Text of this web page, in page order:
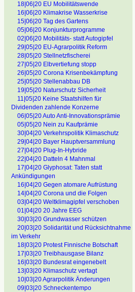
18|06|20 EU Mobilitätswende
16|06|20 Klimakrise Wasserkrise
15|06|20 Tag des Gartens
05|06|20 Konjunkturprogramme
02|06|20 Mobilitäts- statt Autogipfel
29|05|20 EU-Agrarpolitik Reform
28|05|20 Stellnetzfischerei
27|05|20 Elbvertiefung stopp
26|05|20 Corona Krisenbekämpfung
25|05|20 Stellenabbau DB
19|05|20 Naturschutz Sicherheit
11|05|20 Keine Staatshilfen für
Dividenden zahlende Konzerne
06|05|20 Auto Anti-Innovationsprämie
05|05|20 Nein zu Kaufprämie
30|04|20 Verkehrspolitik Klimaschutz
29|04|20 Bayer Hauptversammlung
27|04|20 Plug-In-Hybride
22|04|20 Datteln 4 Mahnmal
17|04|20 Glyphosat: Taten statt
Ankündigungen
16|04|20 Gegen atomare Aufrüstung
14|04|20 Corona und die Folgen
03|04|20 Weltklimagipfel verschoben
01|04|20 20 Jahre EEG
30|03|20 Grundwasser schützen
20|03|20 Solidarität und Rücksichtnahme
im Verkehr
18|03|20 Protest Finnische Botschaft
17|03|20 Treibhausgase Bilanz
16|03|20 Bundesrat eingenebelt
13|03|20 Klimaschutz vertagt
10|03|20 Agrarpolitik Änderungen
09|03|20 Schneckentempo